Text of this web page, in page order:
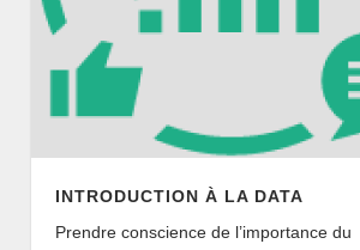
INTRODUCTION À LA DATA
Prendre conscience de l’importance du